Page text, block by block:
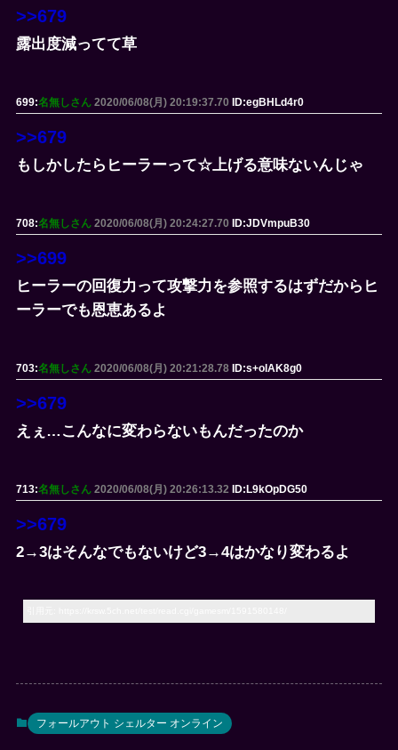
>>679
露出度減ってて草
699:名無しさん 2020/06/08(月) 20:19:37.70 ID:egBHLd4r0
>>679
もしかしたらヒーラーって☆上げる意味ないんじゃ
708:名無しさん 2020/06/08(月) 20:24:27.70 ID:JDVmpuB30
>>699
ヒーラーの回復力って攻撃力を参照するはずだからヒ
ーラーでも恩恵あるよ
703:名無しさん 2020/06/08(月) 20:21:28.78 ID:s+olAK8g0
>>679
えぇ…こんなに変わらないもんだったのか
713:名無しさん 2020/06/08(月) 20:26:13.32 ID:L9kOpDG50
>>679
2→3はそんなでもないけど3→4はかなり変わるよ
フォールアウト シェルター オンライン